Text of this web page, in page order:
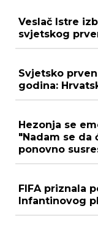
Veslač Istre
svjetskog
Svjetsko
godina:
Hezonja se
"Nadam se da
ponovno
FIFA priznala
Infantinovog